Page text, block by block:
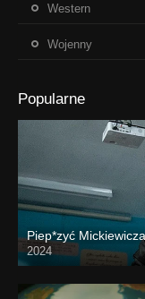
Western
Wojenny
Popularne
Piep*zyć
2024